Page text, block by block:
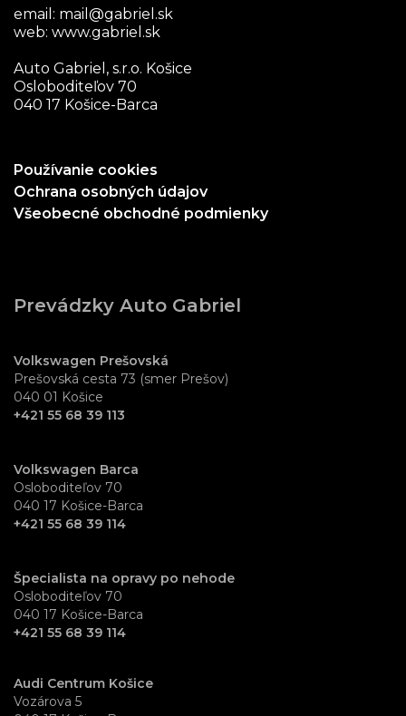
email: mail@gabriel.sk
web: www.gabriel.sk
Auto Gabriel, s.r.o. Košice
Osloboditeľov 70
040 17 Košice-Barca
Používanie cookies
Ochrana osobných údajov
Všeobecné obchodné podmienky
Prevádzky Auto Gabriel
Volkswagen Prešovská
Prešovská cesta 73 (smer Prešov)
040 01 Košice
+421 55 68 39 113
Volkswagen Barca
Osloboditeľov 70
040 17 Košice-Barca
+421 55 68 39 114
Špecialista na opravy po nehode
Osloboditeľov 70
040 17 Košice-Barca
+421 55 68 39 114
Audi Centrum Košice
Vozárova 5